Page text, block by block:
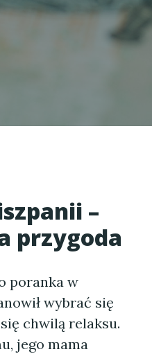
–
przygoda
poranka w
wybrać się
chwilą relaksu.
jego mama